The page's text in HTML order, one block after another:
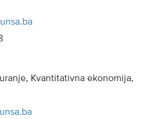
Kvantitativna ekonomija,